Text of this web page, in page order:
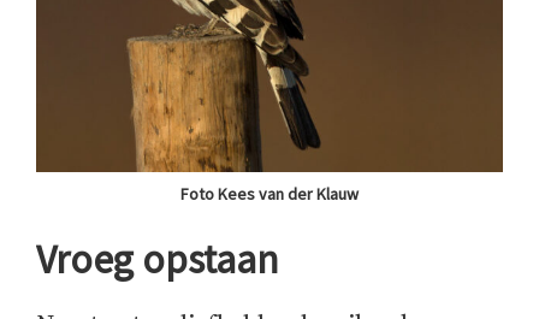
Foto Kees van der Klauw
Vroeg opstaan